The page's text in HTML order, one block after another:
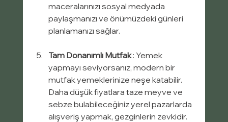
maceralarınızı sosyal medyada
paylaşmanızı ve önümüzdeki günleri
planlamanızı sağlar.
Tam Donanımlı Mutfak : Yemek
yapmayı seviyorsanız, modern bir
mutfak yemeklerinize neşe katabilir.
Daha düşük fiyatlara taze meyve ve
sebze bulabileceğiniz yerel pazarlarda
alışveriş yapmak, gezginlerin zevkidir.